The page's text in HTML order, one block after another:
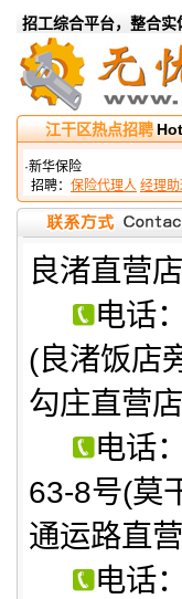
招工综合平台，整合
江干区热点招聘
·新华保险
招聘： 保险代理人 经理
良渚直营店
电话
(良渚饭店
勾庄直营店
电话
63-8号(莫
通运路直营
电话